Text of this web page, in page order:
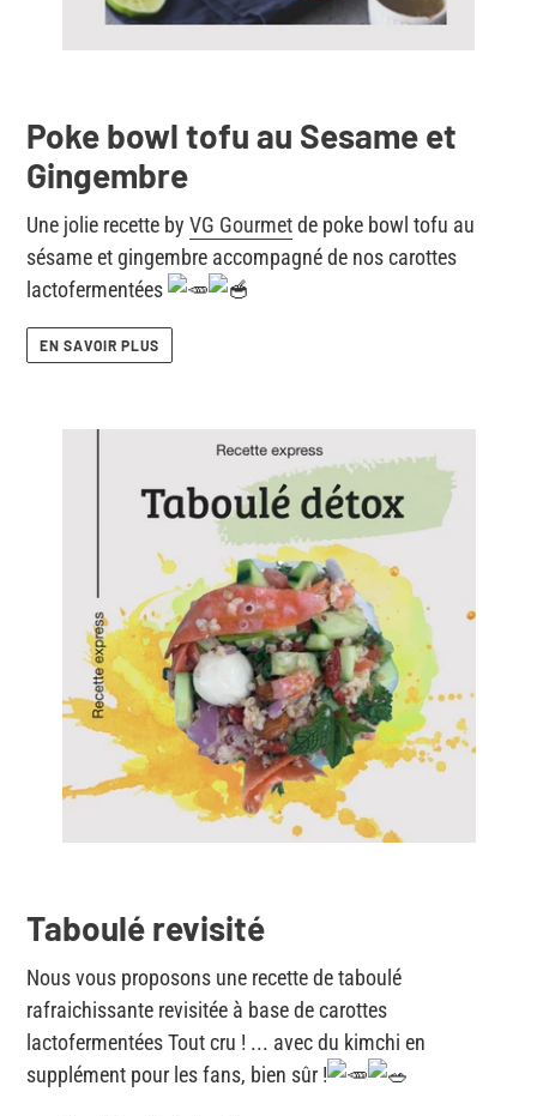
Poke bowl tofu au Sesame et
Gingembre
Une jolie recette by VG Gourmetde poke bowl tofu au
sésame et gingembre accompagné de nos carottes
lactofermentées
EN SAVOIR PLUS
Taboulé revisité
Nousvous proposons une recette de taboulé
rafraichissante revisitée à base de carottes
lactofermentées Tout cru ! ... avec du kimchi en
supplément pour les fans, bien sûr !